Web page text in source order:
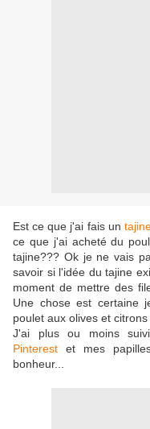
Est ce que j'ai fais un
ce que j'ai acheté du
tajine??? Ok je ne vais
savoir si l'idée du tajine
moment de mettre des
Une chose est certaine
poulet aux olives et citrons
J'ai plus ou moins
Pinterest et mes
bonheur...